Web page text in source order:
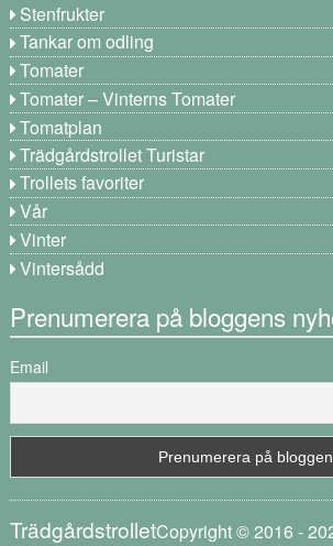
Stenfrukter
Tankar om odling
Tomater
Tomater – Vinterns Tomater
Tomatplan
Trädgårdstrollet Turistar
Trollets favoriter
Vår
Vinter
Vintersådd
Prenumerera på bloggens
Email
TrädgårdstrolletCopyright © 2016 -